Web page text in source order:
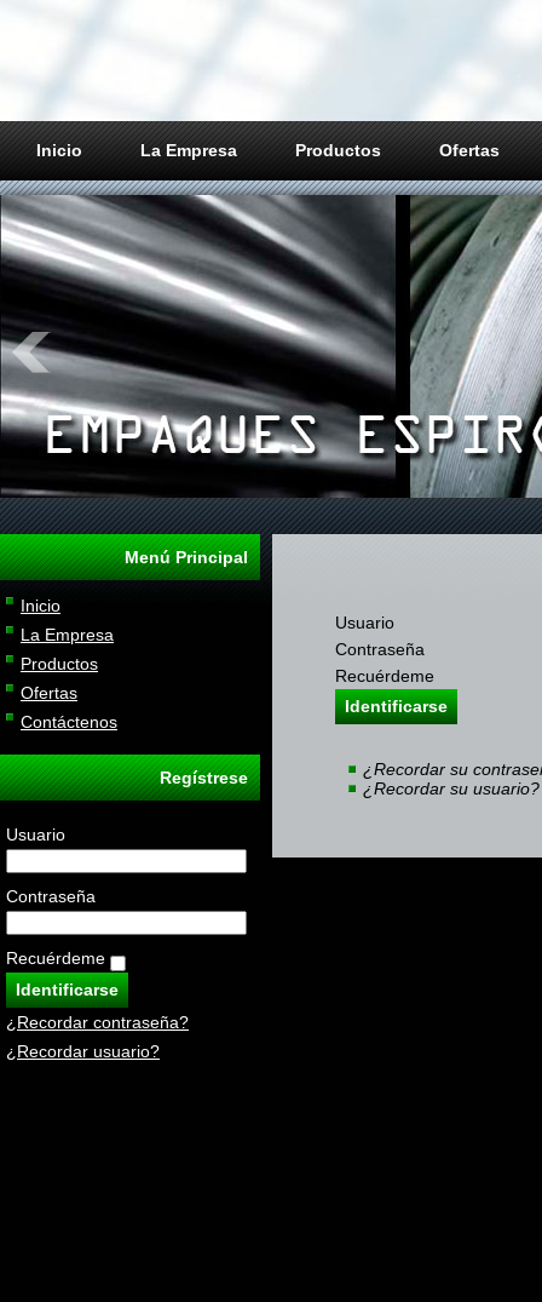
Inicio La Empresa Productos Ofertas
Menú Principal
Inicio
La Empresa
Productos
Ofertas
Contáctenos
Regístrese
Usuario
Contraseña
Recuérdeme
¿Recordar contraseña?
¿Recordar usuario?
Usuario
Contraseña
Recuérdeme
Identificarse
¿Recordar su
¿Recordar su usuario?